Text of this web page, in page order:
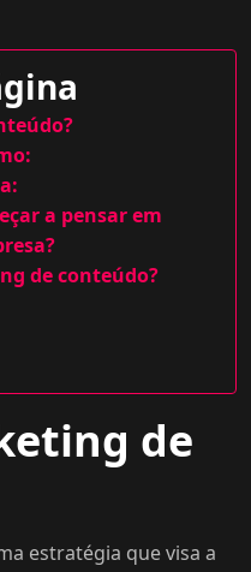
a pensar em
de conteúdo?
de
estratégia que visa a